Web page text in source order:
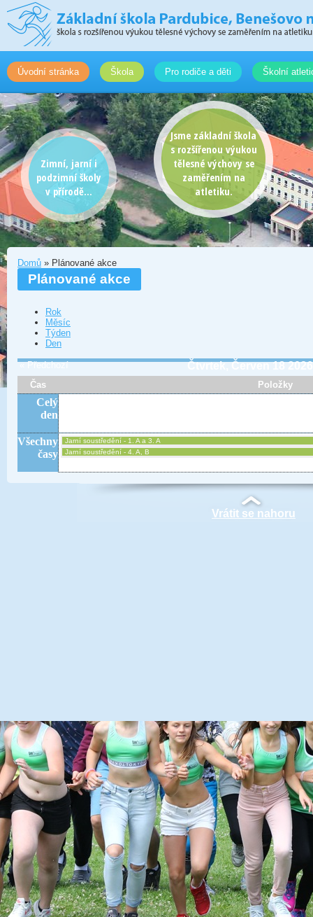
Úvodní stránka Škola Pro rodiče a děti Školní
Zimní, jarní i
podzimní školy
v přírodě...
Jsme základní škola
s rozšířenou výukou
tělesné výchovy se
zaměřením na
atletiku.
Domů » Plánované akce
Plánované akce
Rok
Měsíc
Týden
Den
« Předchozí Čtvrtek, Červen 18 2026
Čas Položky
Celý
den
Všechny
časy
Jarní soustředění - 1. A a 3. A
Jarní soustředění - 4. A, B
Vrátit se nahoru